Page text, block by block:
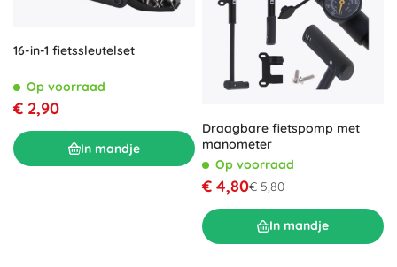
16-in-1 fietssleutelset
Op voorraad
€ 2,90
In mandje
Draagbare fietspomp met
manometer
Op voorraad
€ 4,80€ 5,80
In mandje